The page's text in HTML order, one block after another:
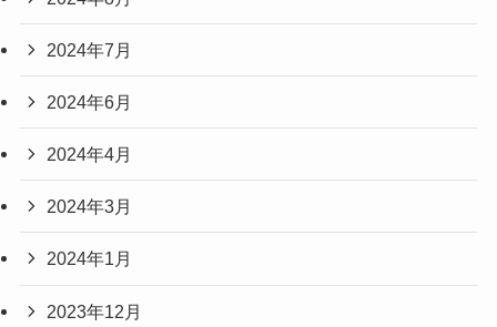
2024年7月
2024年6月
2024年4月
2024年3月
2024年1月
2023年12月